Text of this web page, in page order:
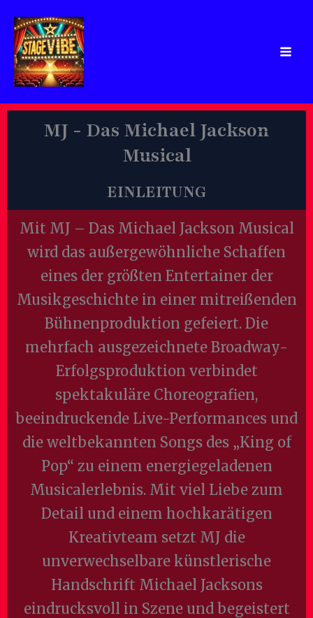
Inhalt
springen
MJ - Das Michael Jackson
Musical
EINLEITUNG
Mit MJ – Das Michael Jackson Musical
wird das außergewöhnliche Schaffen
eines der größten Entertainer der
Musikgeschichte in einer mitreißenden
Bühnenproduktion gefeiert. Die
mehrfach ausgezeichnete Broadway-
Erfolgsproduktion verbindet
spektakuläre Choreografien,
beeindruckende Live-Performances und
die weltbekannten Songs des „King of
Pop“ zu einem energiegeladenen
Musicalerlebnis. Mit viel Liebe zum
Detail und einem hochkarätigen
Kreativteam setzt MJ die
unverwechselbare künstlerische
Handschrift Michael Jacksons
eindrucksvoll in Szene und begeistert